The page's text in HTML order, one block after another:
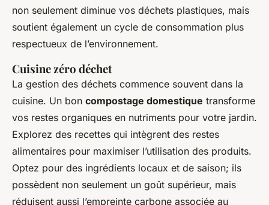
non seulement diminue vos déchets plastiques, mais
soutient également un cycle de consommation plus
respectueux de l’environnement.
Cuisine zéro déchet
La gestion des déchets commence souvent dans la
cuisine. Un bon compostage domestique transforme
vos restes organiques en nutriments pour votre jardin.
Explorez des recettes qui intègrent des restes
alimentaires pour maximiser l’utilisation des produits.
Optez pour des ingrédients locaux et de saison; ils
possèdent non seulement un goût supérieur, mais
réduisent aussi l’empreinte carbone associée au